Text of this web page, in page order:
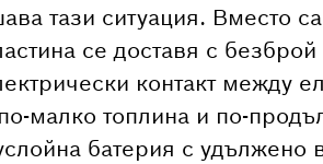
тази ситуация. Вместо
се доставя с
контакт между
малко топлина и по-
батерия с